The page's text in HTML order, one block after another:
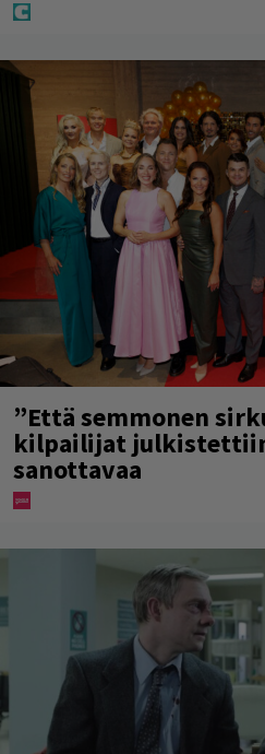
”Että semmonen
kilpailijat
sanottavaa